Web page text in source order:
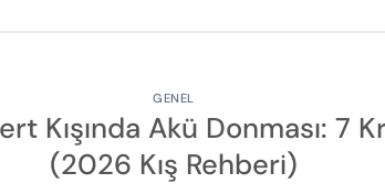
GENEL
Kışında Akü Donması: 7
(2026 Kış Rehberi)